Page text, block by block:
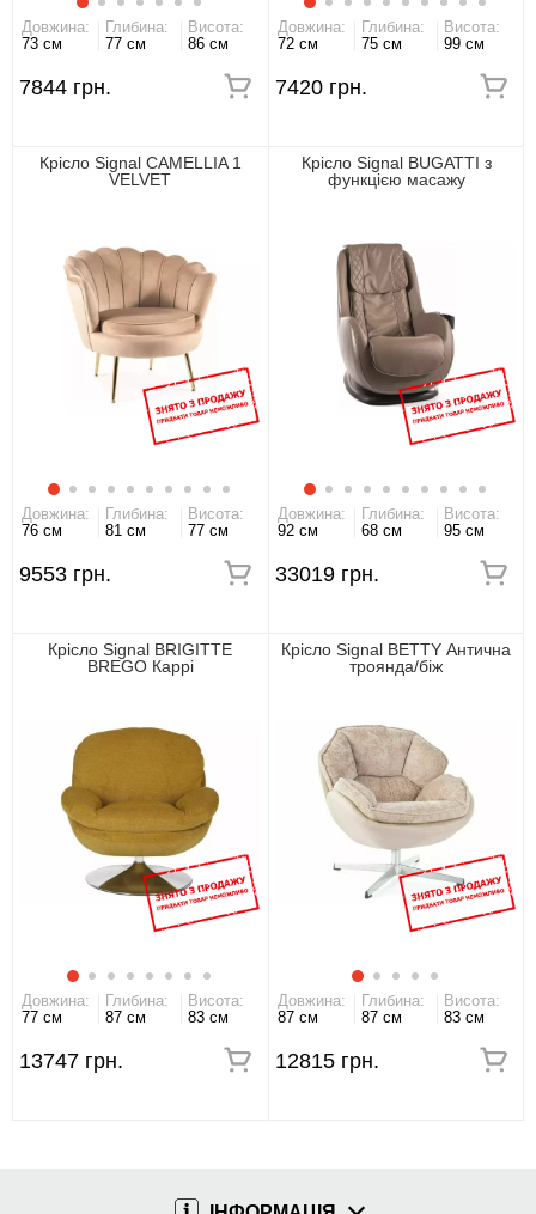
Довжина:
73 см
Глибина:
77 см
Висота:
86 см
7844 грн.
Довжина:
72 см
Глибина:
75 см
Висота:
99 см
7420 грн.
Крісло Signal CAMELLIA 1
VELVET
Довжина:
76 см
Глибина:
81 см
Висота:
77 см
9553 грн.
Крісло Signal BUGATTI з
функцією масажу
Довжина:
92 см
Глибина:
68 см
Висота:
95 см
33019 грн.
Крісло Signal BRIGITTE
BREGO Каррі
Довжина:
77 см
Глибина:
87 см
Висота:
83 см
13747 грн.
Крісло Signal BETTY Антична
троянда/біж
Довжина:
87 см
Глибина:
87 см
Висота:
83 см
12815 грн.